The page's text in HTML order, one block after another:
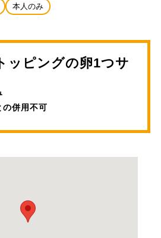
本人のみ
ッピングの卵1つサ
併用不可